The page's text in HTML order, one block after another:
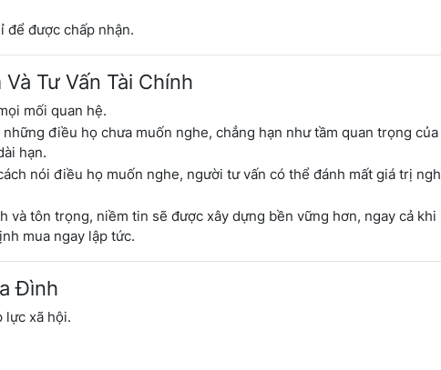
để được chấp nhận.
Tư Vấn Tài Chính
mối quan hệ.
điều họ chưa muốn nghe, chẳng hạn như tầm quan trọng
hạn.
nói điều họ muốn nghe, người tư vấn có thể đánh mất giá trị
và tôn trọng, niềm tin sẽ được xây dựng bền vững hơn, ngay cả khi
mua ngay lập tức.
Đình
lực xã hội.